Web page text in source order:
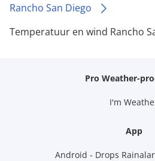
Rancho San Diego
Temperatuur en wind Rancho
Pro Weather-
I'm
App
Android - Drops